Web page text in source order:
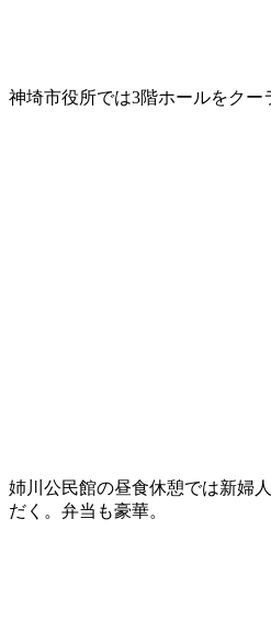
神埼市役所では3階ホールをク
姉川公民館の昼食休憩では新婦
だく。弁当も豪華。